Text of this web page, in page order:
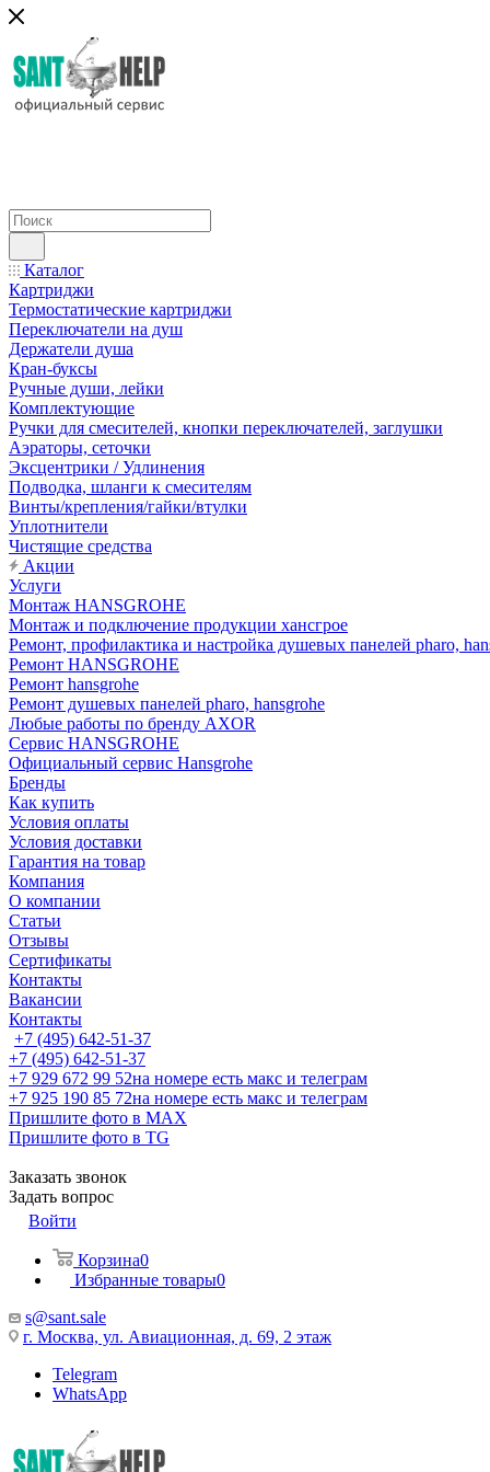
Каталог
Картриджи
Термостатические картриджи
Переключатели на душ
Держатели душа
Кран-буксы
Ручные души, лейки
Комплектующие
Ручки для смесителей, кнопки переключателей, заглушки
Аэраторы, сеточки
Эксцентрики / Удлинения
Подводка, шланги к смесителям
Винты/крепления/гайки/втулки
Уплотнители
Чистящие средства
Акции
Услуги
Монтаж HANSGROHE
Монтаж и подключение продукции хансгрое
Ремонт, профилактика и настройка душевых панелей pharo,
Ремонт HANSGROHE
Ремонт hansgrohe
Ремонт душевых панелей pharo, hansgrohe
Любые работы по бренду AXOR
Сервис HANSGROHE
Официальный сервис Hansgrohe
Бренды
Как купить
Условия оплаты
Условия доставки
Гарантия на товар
Компания
О компании
Статьи
Отзывы
Сертификаты
Контакты
Вакансии
Контакты
+7 (495) 642-51-37
+7 (495) 642-51-37
+7 929 672 99 52на номере есть макс и телеграм
+7 925 190 85 72на номере есть макс и телеграм
Пришлите фото в MAX
Пришлите фото в TG
Заказать звонок
Задать вопрос
Войти
Корзина0
Избранные товары0
s@sant.sale
г. Москва, ул. Авиационная, д. 69, 2 этаж
Telegram
WhatsApp